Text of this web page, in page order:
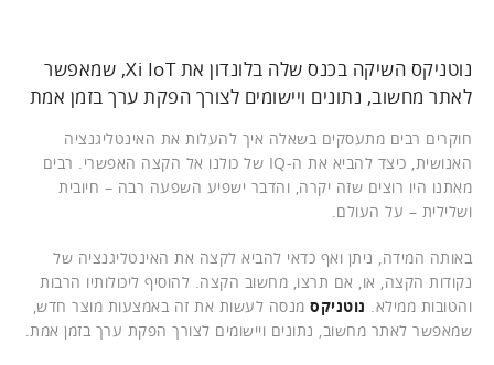
נוטניקס השיקה בכנס שלה בלונדון את Xi IoT, שמאפשר
לאתר מחשוב, נתונים ויישומים לצורך הפקת ערך בזמן אמת
חוקרים רבים מתעסקים בשאלה איך להעלות את האינטליגנציה
האנושית, כיצד להביא את ה-IQ של כולנו אל הקצה האפשרי. רבים
מאתנו היו רוצים שזה יקרה, והדבר ישפיע השפעה רבה – חיובית
ושלילית – על העולם.
באותה המידה, ניתן ואף כדאי להביא לקצה את האינטליגנציה של
נקודות הקצה, או, אם תרצו, מחשוב הקצה. להוסיף ליכולותיו הרבות
והטובות ממילא. נוטניקס מנסה לעשות את זה באמצעות מוצר חדש,
שמאפשר לאתר מחשוב, נתונים ויישומים לצורך הפקת ערך בזמן אמת.